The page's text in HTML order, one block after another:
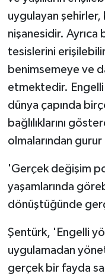
uygulayan
nişanesidir.
tesislerini
benimsemeye ve
etmektedir.
dünya çapında
bağlılıklarını
olmalarından
'Gerçek değişim
yaşamlarında
dönüştüğünde
Şentürk, 'Engelli
uygulamadan
gerçek bir fayda